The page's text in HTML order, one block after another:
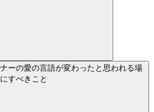
ーの愛の言語が変わったと思われる場
すべきこと